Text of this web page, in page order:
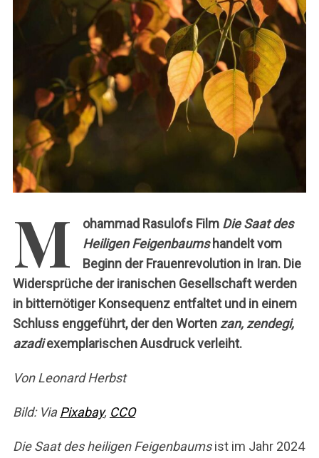
:
M ohammad Rasulofs Film Die Saat des
Heiligen Feigenbaumshandelt vom
Beginn der Frauenrevolution in Iran. Die
Widersprüche der iranischen Gesellschaft werden
in bitternötiger Konsequenz entfaltet und in einem
Schluss enggeführt, der den Worten zan, zendegi,
azadiexemplarischen Ausdruck verleiht.
Von Leonard Herbst
Bild: ViaPixabay, CCO
Die Saat des heiligen Feigenbaumsist im Jahr 2024